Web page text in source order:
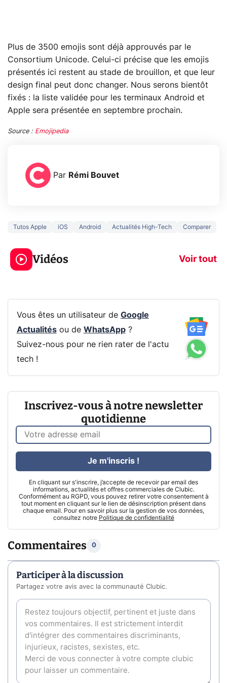
Plus de 3500 emojis sont déjà approuvés par le
Consortium Unicode. Celui-ci précise que les emojis
présentés ici restent au stade de brouillon, et que leur
design final peut donc changer. Nous serons bientôt
fixés : la liste validée pour les terminaux Android et
Apple sera présentée en septembre prochain.
Source : Emojipedia
Par Rémi Bouvet
Tutos Apple iOS Android Actualités High-Tech Comparer
Vidéos Voir tout
3 écrans en 1 pour
319€ ? Voici L'AOC
CQ32G4ZA !
5 générations
prochaine
Vous êtes un utilisateur de Google
Actualitésou de WhatsApp?
Suivez-nous pour ne rien rater de l'actu
tech !
Inscrivez-vous à notre newsletter
quotidienne
En cliquant sur s'inscrire, j’accepte de recevoir par email des
informations, actualités et offres commerciales de Clubic.
Conformément au RGPD, vous pouvez retirer votre consentement à
tout moment en cliquant sur le lien de désinscription présent dans
chaque email. Pour en savoir plus sur la gestion de vos données,
consultez notre Politique de confidentialité
Je m'inscris !
Commentaires 0
Participer à la discussion
Partagez votre avis avec la communauté Clubic.